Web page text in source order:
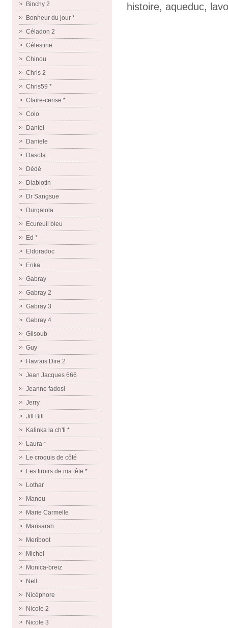
Binchy 2
Bonheur du jour *
Céladon 2
Célestine
Chinou
Chris 2
Chris59 *
Claire-cerise *
Colo
Daniel
Daniele
Dasola
Dédé
Diablotin
Dr Sangsue
Durgalola
Ecureuil bleu
Ed *
Eldoradoc
Erika
Gabray
Gabray 2
Gabray 3
Gabray 4
Gilsoub
Guy
Havrais Dire 2
Jean Jacques 666
Jeanne fadosi
Jerry
Jill Bill
Kalinka la ch'ti *
Laura *
Le croquis de côté
Les tiroirs de ma tête *
Lothar
Manou
Marie Carmelle
Marisarah
Meriboot
Michel
Monica-breiz
Nell
Nicéphore
Nicole 2
Nicole 3
histoire, aqueduc,